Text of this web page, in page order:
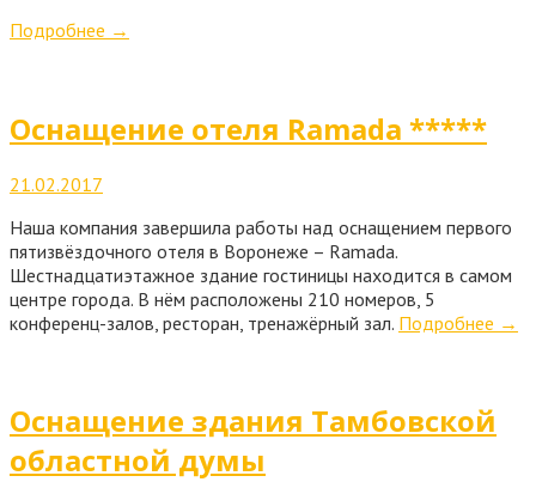
Подробнее →
Оснащение отеля Ramada *****
21.02.2017
Наша компания завершила работы над оснащением первого
пятизвёздочного отеля в Воронеже – Ramada.
Шестнадцатиэтажное здание гостиницы находится в самом
центре города. В нём расположены 210 номеров, 5
конференц-залов, ресторан, тренажёрный зал. Подробнее →
Оснащение здания Тамбовской
областной думы